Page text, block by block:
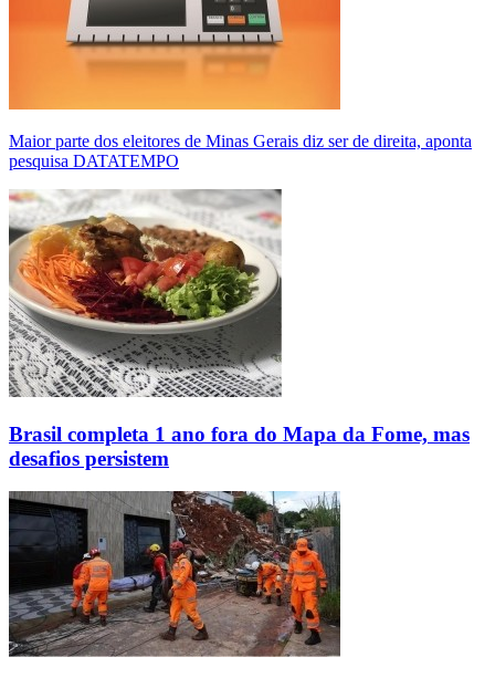
Maior parte dos eleitores de Minas Gerais diz ser de direita, aponta
pesquisa DATATEMPO
Brasil completa 1 ano fora do Mapa da Fome, mas
desafios persistem